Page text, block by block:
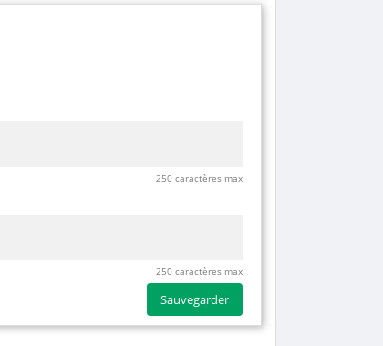
250 caractères max
250 caractères max
Sauvegarder